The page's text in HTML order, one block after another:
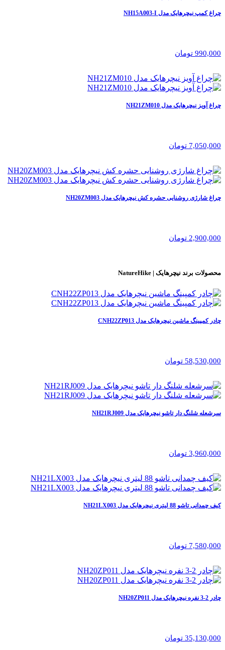
چراغ کمپ نیچرهایک مدل NH15A003-I
990,000 تومان
چراغ آویز نیچرهایک مدل NH21ZM010
7,050,000 تومان
چراغ شارژی روشنایی حشره کش نیچرهایک مدل NH20ZM003
2,900,000 تومان
محصولات برند نیچرهایک | NatureHike
چادر کمپینگ ماشین نیچرهایک مدل CNH22ZP013
58,530,000 تومان
سرشعله شلنگ دار تاشو نیچرهایک مدل NH21RJ009
3,960,000 تومان
کیف چمدانی تاشو 88 لیتری نیچرهایک مدل NH21LX003
7,580,000 تومان
چادر 2-3 نفره نیچرهایک مدل NH20ZP011
35,130,000 تومان